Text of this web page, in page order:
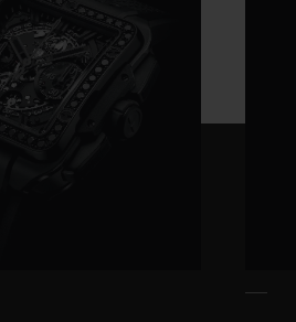
ニウム フォールディングバックル